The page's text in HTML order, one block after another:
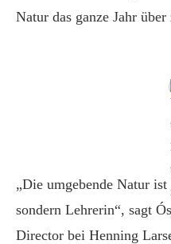
Natur das ganze Jahr
„Die umgebende Natur
sondern Lehrerin“, sagt
Director bei Henning